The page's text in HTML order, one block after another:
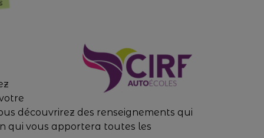
découvrirez des renseignements qui
qui vous apportera toutes les